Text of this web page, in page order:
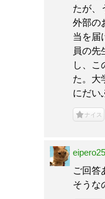
たが、
外部の
当を届
員の先
し、こ
た。大
にだい
ナイス
eipero25
ご回答
そうな